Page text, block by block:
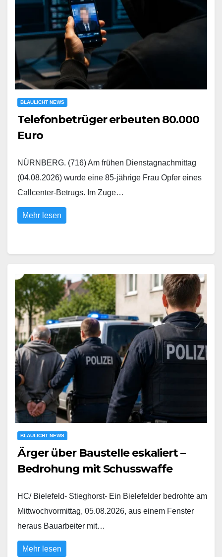
BLAULICHT NEWS
Telefonbetrüger erbeuten 80.000
Euro
NÜRNBERG. (716) Am frühen Dienstagnachmittag
(04.08.2026) wurde eine 85-jährige Frau Opfer eines
Callcenter-Betrugs. Im Zuge…
Mehr lesen
BLAULICHT NEWS
Ärger über Baustelle eskaliert –
Bedrohung mit Schusswaffe
HC/ Bielefeld- Stieghorst- Ein Bielefelder bedrohte am
Mittwochvormittag, 05.08.2026, aus einem Fenster
heraus Bauarbeiter mit…
Mehr lesen